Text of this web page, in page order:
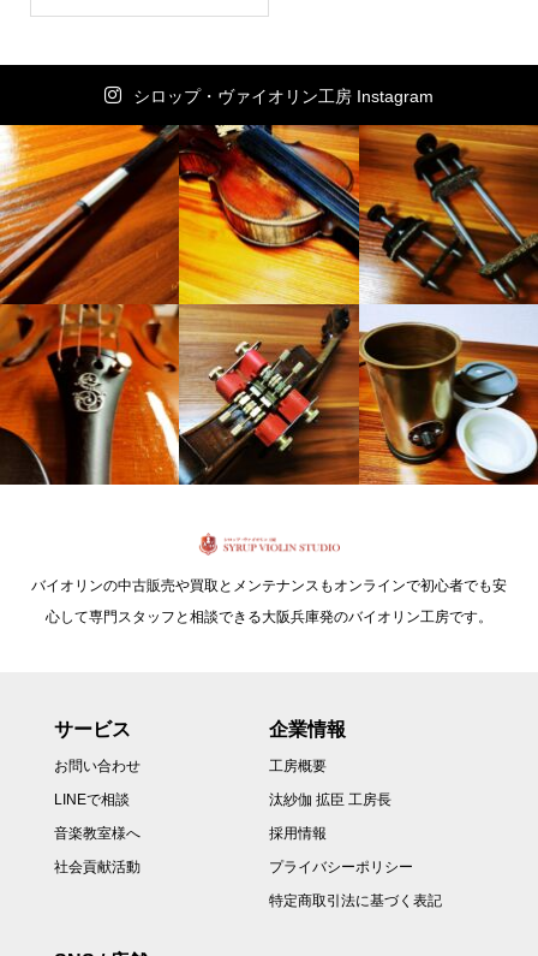
シロップ・ヴァイオリン工房 Instagram
バイオリンの中古販売や買取とメンテナンスもオンラインで初心者でも安
心して専門スタッフと相談できる大阪兵庫発のバイオリン工房です。
サービス
お問い合わせ
LINEで相談
音楽教室様へ
社会貢献活動
企業情報
工房概要
汰紗伽 拡臣 工房長
採用情報
プライバシーポリシー
特定商取引法に基づく表記